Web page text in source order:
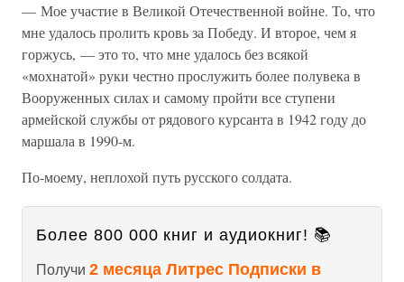
— Мое участие в Великой Отечественной войне. То, что
мне удалось пролить кровь за Победу. И второе, чем я
горжусь, — это то, что мне удалось без всякой
«мохнатой» руки честно прослужить более полувека в
Вооруженных силах и самому пройти все ступени
армейской службы от рядового курсанта в 1942 году до
маршала в 1990-м.
По-моему, неплохой путь русского солдата.
Более 800 000 книг и аудиокниг! 📚
Получи 2 месяца Литрес Подписки в